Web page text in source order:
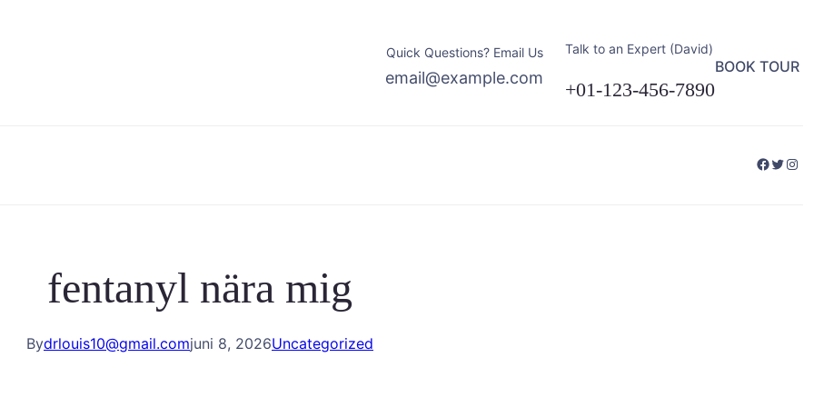
Quick Questions? Email Us
email@example.com
Talk to an Expert (David)
+01-123-456-7890
BOOK TOUR
fentanyl nära mig
Bydrlouis10@gmail.comjuni 8, 2026Uncategorized